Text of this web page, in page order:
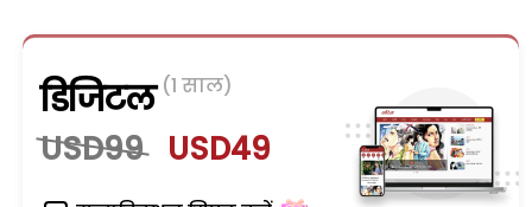
डिजिटल (1 साल)
USD99 USD49